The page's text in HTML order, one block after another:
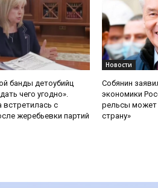
банды детоубийц
чего угодно».
с
жеребьевки партий
Новости
Собянин
экономики
рельсы может
страну»